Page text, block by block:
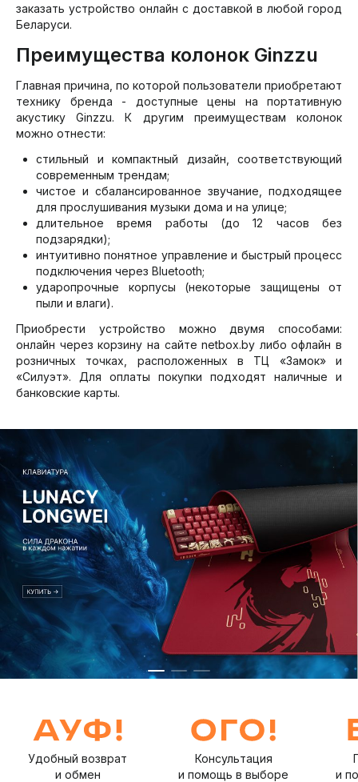
заказать устройство онлайн с доставкой в любой город
Беларуси.
Преимущества колонок Ginzzu
Главная причина, по которой пользователи приобретают
технику бренда - доступные цены на портативную
акустику Ginzzu. К другим преимуществам колонок
можно отнести:
стильный и компактный дизайн, соответствующий
современным трендам;
чистое и сбалансированное звучание, подходящее
для прослушивания музыки дома и на улице;
длительное время работы (до 12 часов без
подзарядки);
интуитивно понятное управление и быстрый процесс
подключения через Bluetooth;
ударопрочные корпусы (некоторые защищены от
пыли и влаги).
Приобрести устройство можно двумя способами:
онлайн через корзину на сайте netbox.by либо офлайн в
розничных точках, расположенных в ТЦ «Замок» и
«Силуэт». Для оплаты покупки подходят наличные и
банковские карты.
Удобный возврат
и обмен
Консультация
и помощь в выборе
и